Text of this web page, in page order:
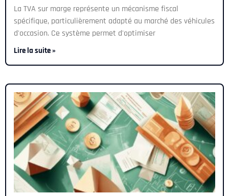
La TVA sur marge représente un mécanisme fiscal
spécifique, particulièrement adapté au marché des véhicules
d'occasion. Ce système permet d'optimiser
Lire la suite »